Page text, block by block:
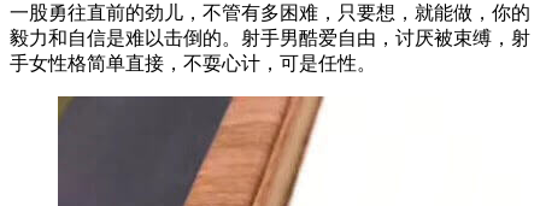
一股勇往直前的劲儿，不管有多困难，只要想，就能做，你的
毅力和自信是难以击倒的。射手男酷爱自由，讨厌被束缚，射
手女性格简单直接，不耍心计，可是任性。